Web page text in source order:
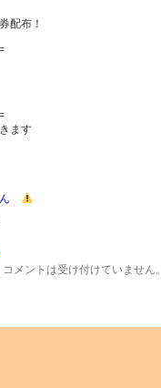
配布！
ます
コメントは受け付けていません。